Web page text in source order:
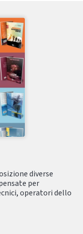
diverse
per
operatori dello